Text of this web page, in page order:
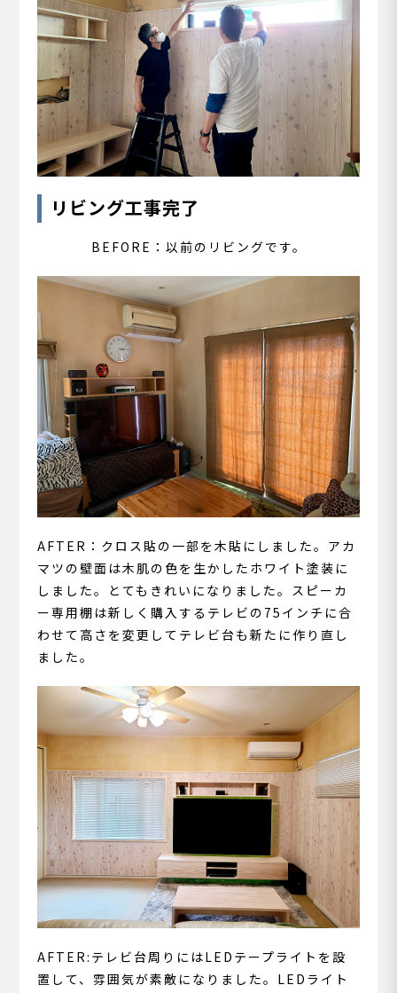
リビング工事完了
BEFORE：以前のリビングです。
AFTER：クロス貼の一部を木貼にしました。アカ
マツの壁面は木肌の色を生かしたホワイト塗装に
しました。とてもきれいになりました。スピーカ
ー専用棚は新しく購入するテレビの75インチに合
わせて高さを変更してテレビ台も新たに作り直し
ました。
AFTER:テレビ台周りにはLEDテープライトを設
置して、雰囲気が素敵になりました。LEDライト